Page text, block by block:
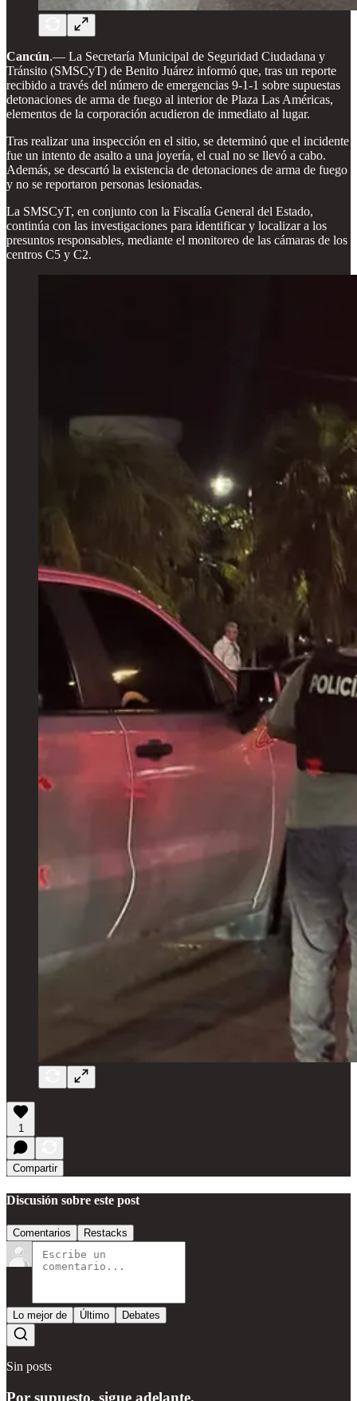
Cancún.— La Secretaría Municipal de Seguridad Ciudadana y
Tránsito (SMSCyT) de Benito Juárez informó que, tras un reporte
recibido a través del número de emergencias 9-1-1 sobre supuestas
detonaciones de arma de fuego al interior de Plaza Las Américas,
elementos de la corporación acudieron de inmediato al lugar.
Tras realizar una inspección en el sitio, se determinó que el incidente
fue un intento de asalto a una joyería, el cual no se llevó a cabo.
Además, se descartó la existencia de detonaciones de arma de fuego
y no se reportaron personas lesionadas.
La SMSCyT, en conjunto con la Fiscalía General del Estado,
continúa con las investigaciones para identificar y localizar a los
presuntos responsables, mediante el monitoreo de las cámaras de los
centros C5 y C2.
1
Compartir
Discusión sobre este post
Comentarios Restacks
Lo mejor de Último Debates
Sin posts
Por supuesto, sigue adelante.